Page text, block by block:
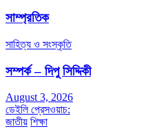
সাম্প্রতিক
সাহিত্য ও সংস্কৃতি
সম্পর্ক – দিপু সিদ্দিকী
August 3, 2026
ডেইলি প্রেসওয়াচ:
জাতীয় শিক্ষা